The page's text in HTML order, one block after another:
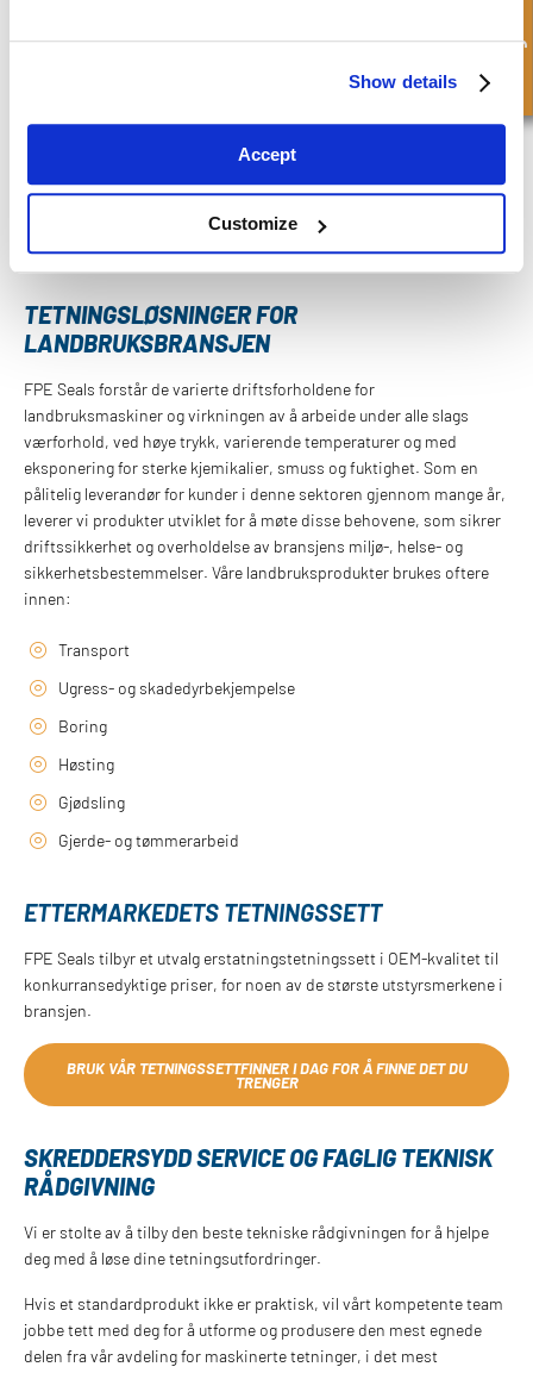
Show details
Accept
Customize
TETNINGSLØSNINGER FOR
LANDBRUKSBRANSJEN
FPE Seals forstår de varierte driftsforholdene for
landbruksmaskiner og virkningen av å arbeide under alle slags
værforhold, ved høye trykk, varierende temperaturer og med
eksponering for sterke kjemikalier, smuss og fuktighet. Som en
pålitelig leverandør for kunder i denne sektoren gjennom mange år,
leverer vi produkter utviklet for å møte disse behovene, som sikrer
driftssikkerhet og overholdelse av bransjens miljø-, helse- og
sikkerhetsbestemmelser. Våre landbruksprodukter brukes oftere
innen:
Transport
Ugress- og skadedyrbekjempelse
Boring
Høsting
Gjødsling
Gjerde- og tømmerarbeid
ETTERMARKEDETS TETNINGSSETT
FPE Seals tilbyr et utvalg erstatningstetningssett i OEM-kvalitet til
konkurransedyktige priser, for noen av de største utstyrsmerkene i
bransjen.
BRUK VÅR TETNINGSSETTFINNER I DAG FOR Å FINNE DET DU
TRENGER
SKREDDERSYDD SERVICE OG FAGLIG TEKNISK
RÅDGIVNING
Vi er stolte av å tilby den beste tekniske rådgivningen for å hjelpe
deg med å løse dine tetningsutfordringer.
Hvis et standardprodukt ikke er praktisk, vil vårt kompetente team
jobbe tett med deg for å utforme og produsere den mest egnede
delen fra vår avdeling for maskinerte tetninger, i det mest